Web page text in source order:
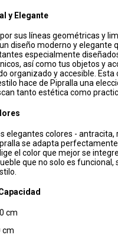
y Elegante
sus líneas geométricas y
diseño moderno y elegante
especialmente
así como tus objetos y
organizado y accesible. Esta
hace de Pipralla una
tanto estética como
elegantes colores - antracita,
se adapta
el color que mejor se
que no solo es funcional,
cm
cm